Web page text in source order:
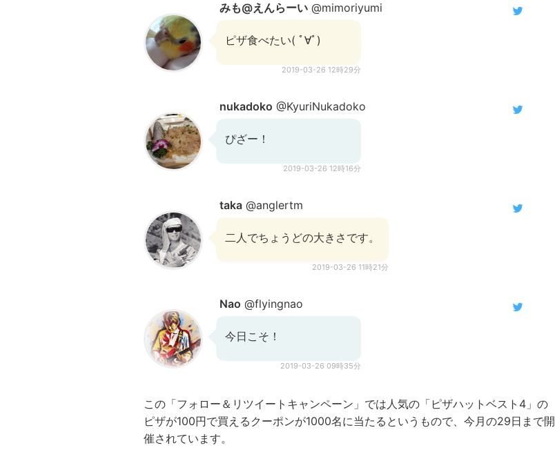
みも@えんらーい @mimoriyumi
ピザ食べたい( ﾟ∀ﾟ)
2019-03-26 12時29分
nukadoko @KyuriNukadoko
ぴざー！
2019-03-26 12時16分
taka @anglertm
二人でちょうどの大きさです。
2019-03-26 11時21分
Nao @flyingnao
今日こそ！
2019-03-26 09時35分
この「フォロー＆リツイートキャンペーン」では人気の「ピザハットベスト4」の
ピザが100円で買えるクーポンが1000名に当たるというもので、今月の29日まで開
催されています。